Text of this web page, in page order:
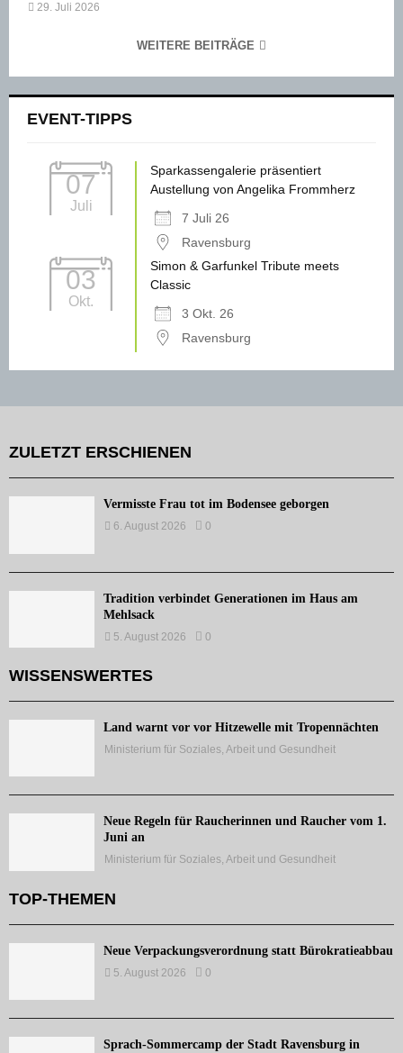
29. Juli 2026
WEITERE BEITRÄGE
EVENT-TIPPS
07
Juli
Sparkassengalerie präsentiert
Austellung von Angelika Frommherz
7 Juli 26
Ravensburg
03
Okt.
Simon & Garfunkel Tribute meets
Classic
3 Okt. 26
Ravensburg
ZULETZT ERSCHIENEN
Vermisste Frau tot im Bodensee geborgen
6. August 2026 0
Tradition verbindet Generationen im Haus am
Mehlsack
5. August 2026 0
WISSENSWERTES
Land warnt vor vor Hitzewelle mit Tropennächten
Ministerium für Soziales, Arbeit und Gesundheit
Neue Regeln für Raucherinnen und Raucher vom 1.
Juni an
Ministerium für Soziales, Arbeit und Gesundheit
TOP-THEMEN
Neue Verpackungsverordnung statt Bürokratieabbau
5. August 2026 0
Sprach-Sommercamp der Stadt Ravensburg in